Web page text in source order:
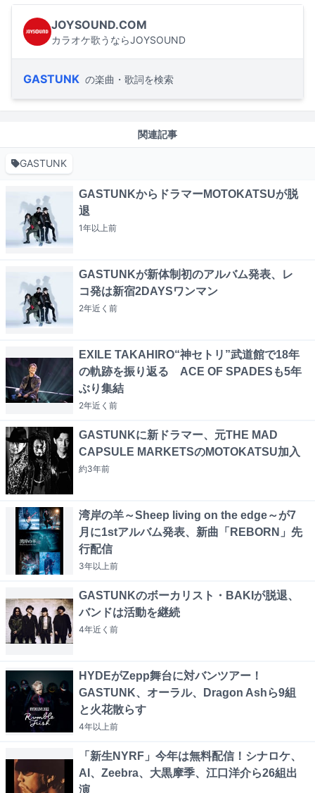
JOYSOUND.COM
カラオケ歌うならJOYSOUND
GASTUNK の楽曲・歌詞を検索
関連記事
GASTUNK
GASTUNKからドラマーMOTOKATSUが脱
退
1年以上前
GASTUNKが新体制初のアルバム発表、レ
コ発は新宿2DAYSワンマン
2年近く 前
EXILE TAKAHIRO“神セトリ”武道館で18年
の軌跡を振り返る ACE OF SPADESも5年
ぶり集結
2年近く 前
GASTUNKに新ドラマー、元THE MAD
CAPSULE MARKETSのMOTOKATSU加入
約3年前
湾岸の羊～Sheep living on the edge～が7
月に1stアルバム発表、新曲「REBORN」先
行配信
3年以上前
GASTUNKのボーカリスト・BAKIが脱退、
バンドは活動を継続
4年近く 前
HYDEがZepp舞台に対バンツアー！
GASTUNK、オーラル、Dragon Ashら9組
と火花散らす
4年以上前
「新生NYRF」今年は無料配信！シナロケ、
AI、Zeebra、大黒摩季、江口洋介ら26組出
演